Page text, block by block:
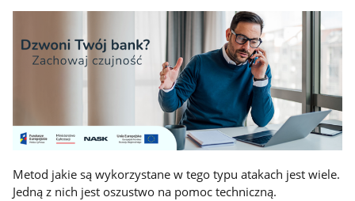
Metod jakie są wykorzystane w tego typu atakach jest wiele.
Jedną z nich jest oszustwo na pomoc techniczną.